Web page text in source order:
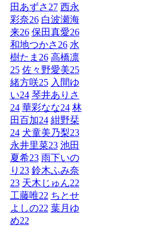
田あずさ 27 西永
彩奈26 白波瀬海
来26 保田真愛26
和地つかさ 26 水
樹たま 26 高橋凛
25 佐々野愛美25
緒方咲25 入間ゆ
い24 琴井ありさ
24 華彩なな24 林
田百加24 紺野栞
24 犬童美乃梨23
永井里菜23 池田
夏希23 雨下いの
り 23 鈴木ふみ奈
23 天木じゅん22
工藤唯22 ちとせ
よしの22 葉月ゆ
め22